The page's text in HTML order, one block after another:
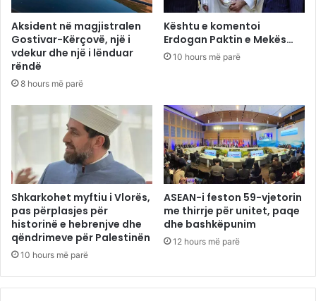
Aksident në magjistralen
Gostivar-Kërçovë, një i
vdekur dhe një i lënduar
rëndë
8 hours më parë
Kështu e komentoi
Erdogan Paktin e Mekës…
10 hours më parë
Shkarkohet myftiu i Vlorës,
pas përplasjes për
historinë e hebrenjve dhe
qëndrimeve për Palestinën
10 hours më parë
ASEAN-i feston 59-vjetorin
me thirrje për unitet, paqe
dhe bashkëpunim
12 hours më parë